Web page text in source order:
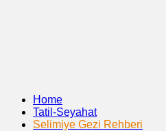
Home
Tatil-Seyahat
Selimiye Gezi Rehberi